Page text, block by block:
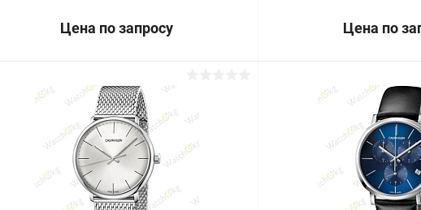
Цена по запросу
Запросить цену
Купить в 1 клик Сравнение
Под заказ
Цена по
Купить в 1 клик